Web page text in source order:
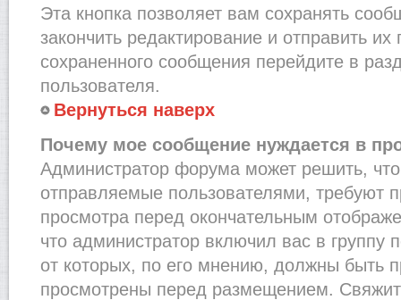
Эта кнопка позволяет вам сохранять
закончить редактирование и отправить их
сохраненного сообщения перейдите в
пользователя.
Вернуться наверх
Почему мое сообщение нуждается в
Администратор форума может решить,
отправляемые пользователями, требуют
просмотра перед окончательным
что администратор включил вас в группу
от которых, по его мнению, должны быть
просмотрены перед размещением.